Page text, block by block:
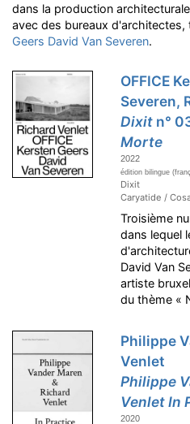
dans la production
avec des bureaux d'architectes,
Geers David Van Severen.
OFFICE
Severen,
Dixit n°
Morte
2022
édition bilingue
Dixit
Caryatide /
Troisième
dans lequel
David Van
artiste
du thème «
Philippe
Venlet
Philippe
Venlet In
2020